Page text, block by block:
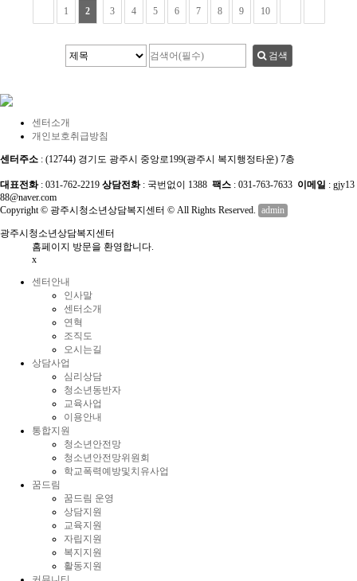
1 2 3 4 5 6 7 8 9 10
검색
센터소개
개인보호취급방침
센터주소 : (12744) 경기도 광주시 중앙로199(광주시 복지행정타운) 7층
대표전화: 031-762-2219 상담전화: 국번없이 1388 팩스 : 031-763-7633 이메일 : gjy13
88@naver.com
Copyright © 광주시청소년상담복지센터 © All Rights Reserved.
admin
광주시청소년상담복지센터
홈페이지 방문을 환영합니다.
x
센터안내
인사말
센터소개
연혁
조직도
오시는길
상담사업
심리상담
청소년동반자
교육사업
이용안내
통합지원
청소년안전망
청소년안전망위원회
학교폭력예방및치유사업
꿈드림
꿈드림 운영
상담지원
교육지원
자립지원
복지지원
활동지원